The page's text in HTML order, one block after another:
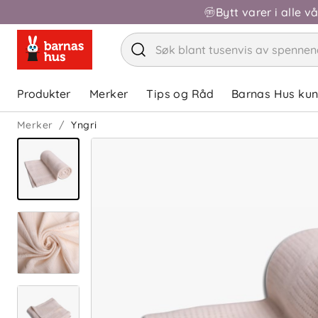
Bytt varer i alle
Produkter Merker Tips og Råd Barnas Hus
Merker Yngri